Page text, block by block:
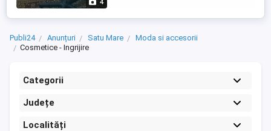
4
Publi24 Anunțuri Satu Mare
Moda si accesorii
Cosmetice - Ingrijire
Categorii
Județe
Localități